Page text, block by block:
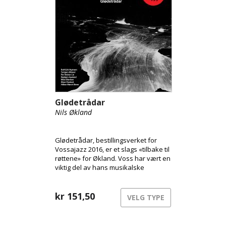
Glødetrådar
Nils Økland
Glødetrådar, bestillingsverket for
Vossajazz 2016, er et slags «tilbake til
røttene» for Økland. Voss har vært en
viktig del av hans musikalske
leder på Ole Bull Akademiet (1989-95).
Tiden på akademiet gav viktige
kr 151,50 VELG TYPE